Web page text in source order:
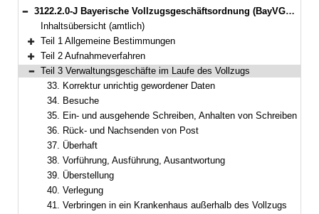
Bereich reduzieren
3122.2.0-J Bayerische Vollzugsgeschäftsordnung (BayVGO) Bekanntmachung des Bayerischen Staatsministeriums der Justiz vom 29. November 2019, Az. F3 - 1464 - VII a - 9807/2016 (BayMBl. Nr. 537)
Inhaltsübersicht (amtlich)
Bereich erweitern
Teil 1 Allgemeine Bestimmungen
Bereich erweitern
Teil 2 Aufnahmeverfahren
Bereich reduzieren
Teil 3 Verwaltungsgeschäfte im Laufe des Vollzugs
33. Korrektur unrichtig gewordener Daten
34. Besuche
35. Ein- und ausgehende Schreiben, Anhalten von Schreiben
36. Rück- und Nachsenden von Post
37. Überhaft
38. Vorführung, Ausführung, Ausantwortung
39. Überstellung
40. Verlegung
41. Verbringen in ein Krankenhaus außerhalb des Vollzugs